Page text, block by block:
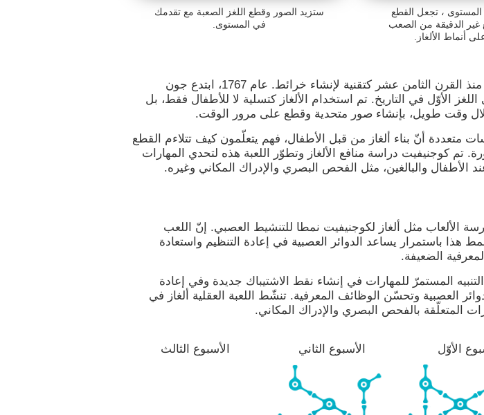
، تجعل القطع
غير الدقيقة من الصعب
أنماط الألغاز.
ستزيد الصور وقطع اللغز الصعبة مع تقدمك
في المستوى.
هناك ألغاز منذ القرن الثامن عشر كتقنية لإنشاء خرائط. عام 1767، ابتدع جون
الأوّل في التاريخ. تم استخدام الألغاز كتسلية لا للأطفال فقط، بل
وقت طويل، بإنشاء صور متحدية وقطع على مرور الوقت.
متعددة أنّ بناء ألغاز من قبل الأطفال، فهم يتعلّمون كيف تتلاءم القطع
تم كوجنيفيت دراسة منافع الألغاز وتطوّر اللعبة هذه لتحدي المهارات
الأطفال والبالغين، مثل الفحص البصري والإدراك المكاني وغيره.
الألعاب مثل ألغاز لكوجنيفيت نمطا للتنشيط العصبي. إنّ اللعب
هذا باستمرار يساعد الدوائر العصبية في إعادة التنظيم واستعادة
الضعيفة.
المستمرّ للمهارات في إنشاء نقط الاشتيباك جديدة وفي إعادة
العصبية وتحسّن الوظائف المعرفية. تنشّط اللعبة العقلية ألغاز في
المتعلّقة بالفحص البصري والإدراك المكاني.
الأوّل الأسبوع الثاني الأسبوع الثالث